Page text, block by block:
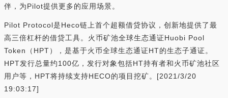
伴，为Pilot提供更多的应用场景。
Pilot Protocol是Heco链上首个超额借贷协议，创新地提供了最
高三倍杠杆的借贷工具。火币矿池全球生态通证Huobi Pool
Token（HPT），是基于火币全球生态通证HT的生态子通证。
HPT发行总量约100亿，发行对象包括HT持有者和火币矿池社区
用户等，HPT将持续支持HECO的项目挖矿。[2021/3/20
19:03:17]